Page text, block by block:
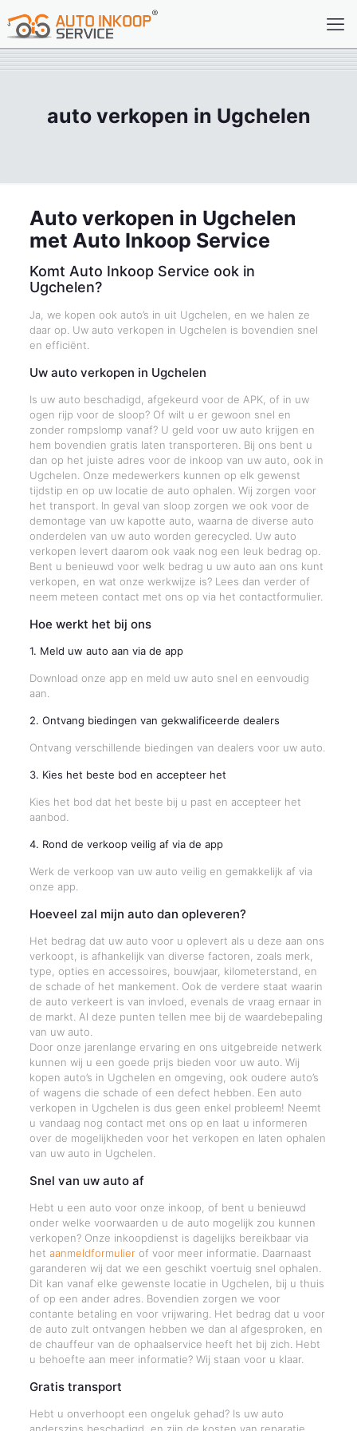
auto verkopen in Ugchelen
Auto verkopen in Ugchelen
met Auto Inkoop Service
Komt Auto Inkoop Service ook in
Ugchelen?
Ja, we kopen ook auto’s in uit Ugchelen, en we halen ze
daar op. Uw auto verkopen in Ugchelen is bovendien snel
en efficiënt.
Uw auto verkopen in Ugchelen
Is uw auto beschadigd, afgekeurd voor de APK, of in uw
ogen rijp voor de sloop? Of wilt u er gewoon snel en
zonder rompslomp vanaf? U geld voor uw auto krijgen en
hem bovendien gratis laten transporteren. Bij ons bent u
dan op het juiste adres voor de inkoop van uw auto, ook in
Ugchelen. Onze medewerkers kunnen op elk gewenst
tijdstip en op uw locatie de auto ophalen. Wij zorgen voor
het transport. In geval van sloop zorgen we ook voor de
demontage van uw kapotte auto, waarna de diverse auto
onderdelen van uw auto worden gerecycled. Uw auto
verkopen levert daarom ook vaak nog een leuk bedrag op.
Bent u benieuwd voor welk bedrag u uw auto aan ons kunt
verkopen, en wat onze werkwijze is? Lees dan verder of
neem meteen contact met ons op via het contactformulier.
Hoe werkt het bij ons
1. Meld uw auto aan via de app
Download onze app en meld uw auto snel en eenvoudig
aan.
2. Ontvang biedingen van gekwalificeerde dealers
Ontvang verschillende biedingen van dealers voor uw auto.
3. Kies het beste bod en accepteer het
Kies het bod dat het beste bij u past en accepteer het
aanbod.
4. Rond de verkoop veilig af via de app
Werk de verkoop van uw auto veilig en gemakkelijk af via
onze app.
Hoeveel zal mijn auto dan opleveren?
Het bedrag dat uw auto voor u oplevert als u deze aan ons
verkoopt, is afhankelijk van diverse factoren, zoals merk,
type, opties en accessoires, bouwjaar, kilometerstand, en
de schade of het mankement. Ook de verdere staat waarin
de auto verkeert is van invloed, evenals de vraag ernaar in
de markt. Al deze punten tellen mee bij de waardebepaling
van uw auto.
Door onze jarenlange ervaring en ons uitgebreide netwerk
kunnen wij u een goede prijs bieden voor uw auto. Wij
kopen auto’s in Ugchelen en omgeving, ook oudere auto’s
of wagens die schade of een defect hebben. Een auto
verkopen in Ugchelen is dus geen enkel probleem! Neemt
u vandaag nog contact met ons op en laat u informeren
over de mogelijkheden voor het verkopen en laten ophalen
van uw auto in Ugchelen.
Snel van uw auto af
Hebt u een auto voor onze inkoop, of bent u benieuwd
onder welke voorwaarden u de auto mogelijk zou kunnen
verkopen? Onze inkoopdienst is dagelijks bereikbaar via
het aanmeldformulierof voor meer informatie. Daarnaast
garanderen wij dat we een geschikt voertuig snel ophalen.
Dit kan vanaf elke gewenste locatie in Ugchelen, bij u thuis
of op een ander adres. Bovendien zorgen we voor
contante betaling en voor vrijwaring. Het bedrag dat u voor
de auto zult ontvangen hebben we dan al afgesproken, en
de chauffeur van de ophaalservice heeft het bij zich. Hebt
u behoefte aan meer informatie? Wij staan voor u klaar.
Gratis transport
Hebt u onverhoopt een ongeluk gehad? Is uw auto